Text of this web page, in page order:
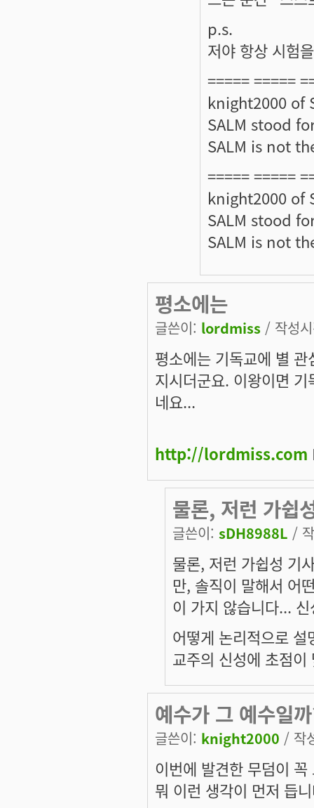
p.s.
저야 항상 시험
===== =====
knight2000 of
SALM stood
SALM is not
===== =====
knight2000 of
SALM stood
SALM is not
평소에는
글쓴이: lordmiss / 작성
평소에는 기독교에 별
지시더군요. 이왕이면
네요...
http://lordmiss.com
물론, 저런 가쉽
글쓴이: sDH8988L /
물론, 저런 가쉽성 기
만, 솔직이 말해서 어
이 가지 않습니다...
어떻게 논리적으로
교주의 신성에 초점
예수가 그 예수일
글쓴이: knight2000 / 작
이번에 발견한 무덤이
뭐 이런 생각이 먼저 듭